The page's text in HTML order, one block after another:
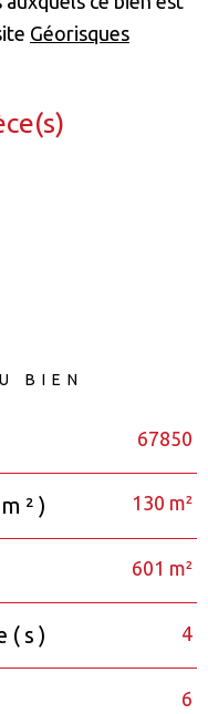
Géorisques
BIEN
67850
130 m²
601 m²
4
6